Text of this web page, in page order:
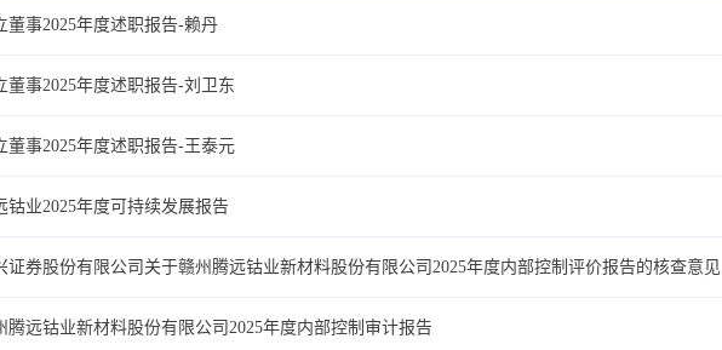
董事2025年度述职报告-赖丹
董事2025年度述职报告-刘卫东
董事2025年度述职报告-王泰元
钴业2025年度可持续发展报告
证券股份有限公司关于赣州腾远钴业新材料股份有限公司2025年度内部控制评价报告的核查意见
腾远钴业新材料股份有限公司2025年度内部控制审计报告